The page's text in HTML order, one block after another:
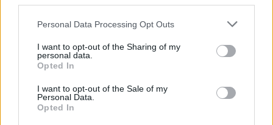
Personal Data Processing Opt Outs
I want to opt-out of the Sharing of my
personal data.
Opted In
I want to opt-out of the Sale of my
Personal Data.
Opted In
elsőbbségadási vita nyomán.
KRÓNIKA